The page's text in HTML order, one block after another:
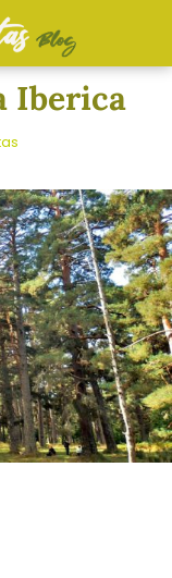
Iberica